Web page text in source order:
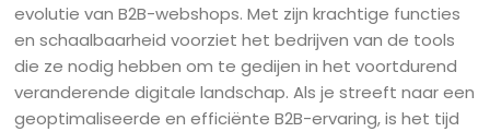
evolutie van B2B-webshops. Met zijn krachtige functies
en schaalbaarheid voorziet het bedrijven van de tools
die ze nodig hebben om te gedijen in het voortdurend
veranderende digitale landschap. Als je streeft naar een
geoptimaliseerde en efficiënte B2B-ervaring, is het tijd